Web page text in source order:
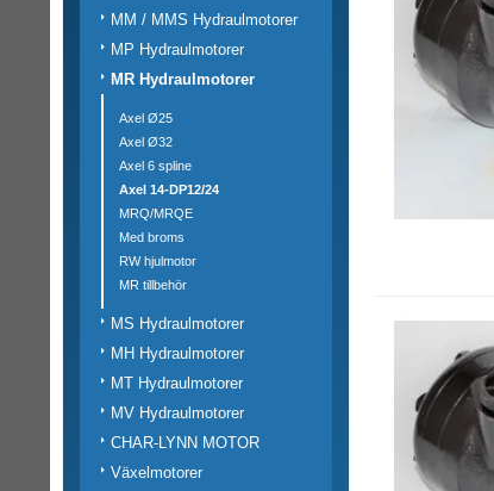
MM / MMS Hydraulmotorer
MP Hydraulmotorer
MR Hydraulmotorer
Axel Ø25
Axel Ø32
Axel 6 spline
Axel 14-DP12/24
MRQ/MRQE
Med broms
RW hjulmotor
MR tillbehör
MS Hydraulmotorer
MH Hydraulmotorer
MT Hydraulmotorer
MV Hydraulmotorer
CHAR-LYNN MOTOR
Växelmotorer